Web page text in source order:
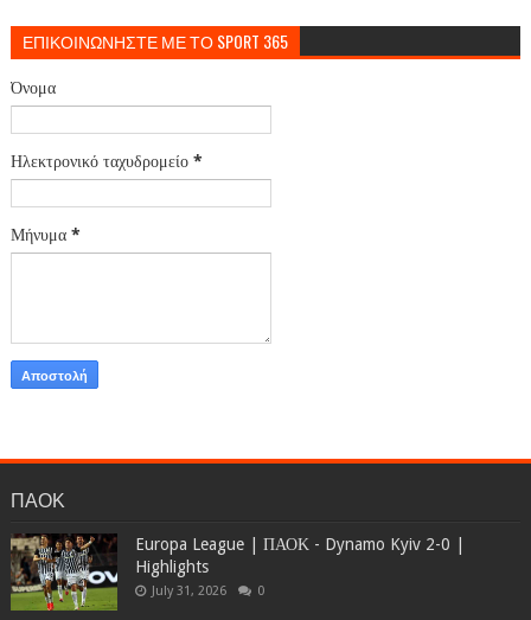
ΕΠΙΚΟΙΝΩΝΗΣΤΕ ΜΕ ΤΟ SPORT 365
Όνομα
Ηλεκτρονικό ταχυδρομείο *
Μήνυμα *
ΠΑΟΚ
Europa League | ΠΑΟΚ - Dynamo Kyiv 2-0 |
Highlights
July 31, 2026 0